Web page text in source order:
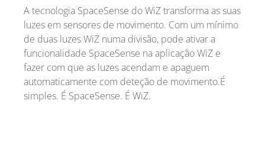
A tecnologia SpaceSense do WiZ transforma as suas
luzes em sensores de movimento. Com um mínimo
de duas luzes WiZ numa divisão, pode ativar a
funcionalidade SpaceSense na aplicação WiZ e
fazer com que as luzes acendam e apaguem
automaticamente com deteção de movimento.É
simples. É SpaceSense. É WiZ.